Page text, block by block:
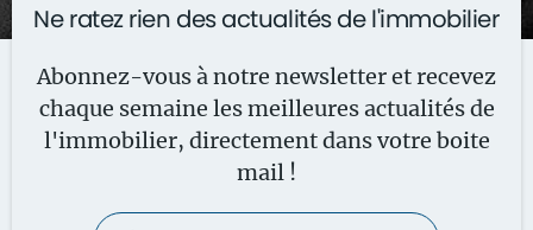
Ne ratez rien des actualités de l'immobilier
Abonnez-vous à notre newsletter et recevez
chaque semaine les meilleures actualités de
l'immobilier, directement dans votre boite
mail !